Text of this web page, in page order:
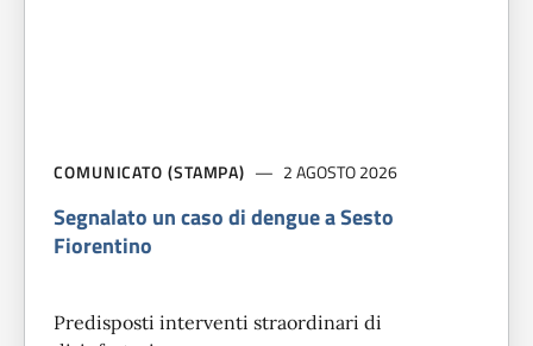
COMUNICATO (STAMPA) 2 AGOSTO 2026
Segnalato un caso di dengue a Sesto
Fiorentino
Predisposti interventi straordinari di